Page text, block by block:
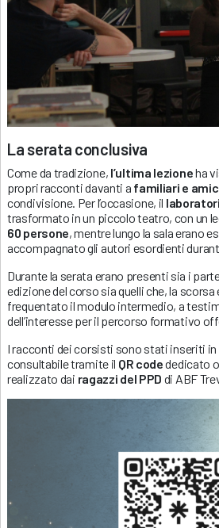
La serata conclusiva
Come da tradizione, l’ultima lezioneha
propri racconti davanti a familiari e
condivisione. Per l’occasione, il
trasformato in un piccolo teatro, con un
60 persone, mentre lungo la sala erano
accompagnato gli autori esordienti
Durante la serata erano presenti sia i
edizione del corso sia quelli che, la
frequentato il modulo intermedio, a
dell’interesse per il percorso formativo
I racconti dei corsisti sono stati inseriti in
consultabile tramite il QR codededicato
realizzato dai ragazzi del PPD di ABF